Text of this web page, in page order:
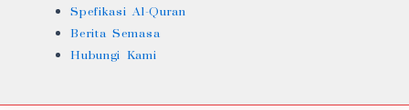
Spefikasi Al-Quran
Berita Semasa
Hubungi Kami